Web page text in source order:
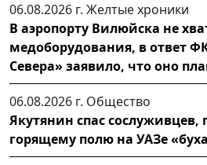
06.08.2026 г. Желтые хроники
В аэропорту Вилюйска не
медоборудования, в ответ
Севера» заявило, что оно
06.08.2026 г. Общество
Якутянин спас сослуживцев,
горящему полю на УАЗе